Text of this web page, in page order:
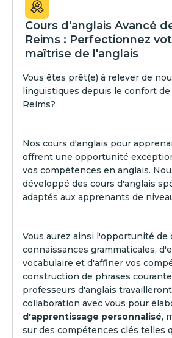
Cours d'anglais Avancé
Reims : Perfectionnez
maîtrise de l'anglais
Vous êtes prêt(e) à relever de
linguistiques depuis le confort de
Reims?
Nos cours d'anglais pour
offrent une opportunité
vos compétences en anglais.
développé des cours d'anglais
adaptés aux apprenants de
Vous aurez ainsi l'opportunité de
connaissances grammaticales,
vocabulaire et d'affiner vos
construction de phrases
professeurs d'anglais
collaboration avec vous pour
d'apprentissage personnalisé,
sur des compétences clés telles